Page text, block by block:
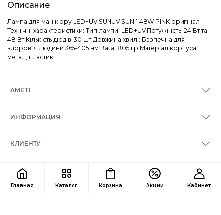
Главная Каталог Корзина Акции Кабинет
Описание
Лампа для манікюру LED+UV SUNUV SUN 1 48W PINK оригінал
Технічні характеристики: Тип лампи: LED+UV Потужність: 24 Вт та
48 Вт Кількість діодів: 30 шт Довжина хвилі: Безпечна для
здоров“я людини 365-405 нм Вага: 805 гр Матеріал корпуса:
метал, пластик
AMETI
ИНФОРМАЦИЯ
КЛИЕНТУ
КОНТАКТЫ